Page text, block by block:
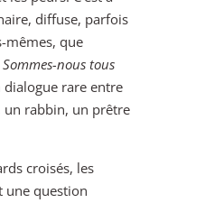
diffuse, parfois
mêmes, que
Sommes-nous tous
dialogue rare entre
un rabbin, un prêtre
croisés, les
une question